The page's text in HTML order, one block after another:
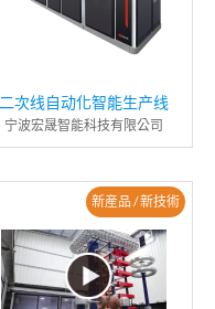
二次线自动化智能生产线
宁波宏晟智能科技有限公司
新産品 / 新技術